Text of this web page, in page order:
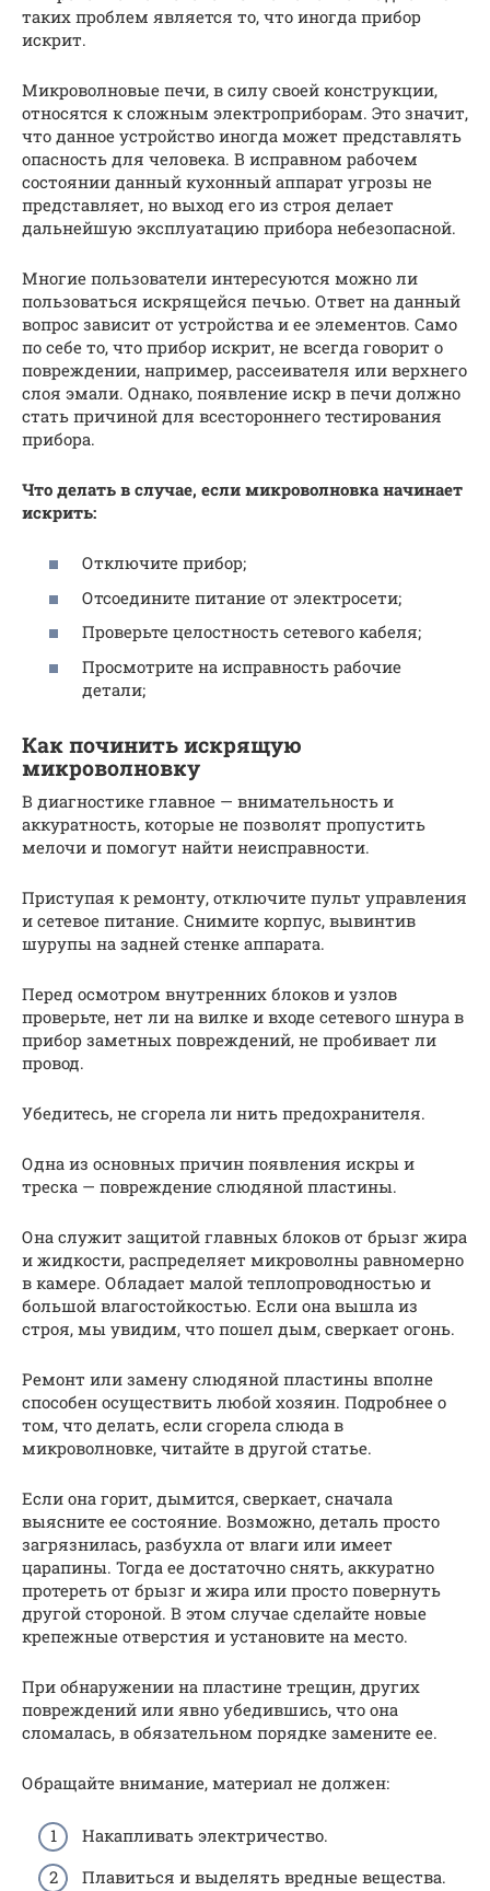
таких проблем является то, что иногда прибор
искрит.
Микроволновые печи, в силу своей конструкции,
относятся к сложным электроприборам. Это значит,
что данное устройство иногда может представлять
опасность для человека. В исправном рабочем
состоянии данный кухонный аппарат угрозы не
представляет, но выход его из строя делает
дальнейшую эксплуатацию прибора небезопасной.
Многие пользователи интересуются можно ли
пользоваться искрящейся печью. Ответ на данный
вопрос зависит от устройства и ее элементов. Само
по себе то, что прибор искрит, не всегда говорит о
повреждении, например, рассеивателя или верхнего
слоя эмали. Однако, появление искр в печи должно
стать причиной для всестороннего тестирования
прибора.
Что делать в случае, если микроволновка начинает
искрить:
Отключите прибор;
Отсоедините питание от электросети;
Проверьте целостность сетевого кабеля;
Просмотрите на исправность рабочие
детали;
Как починить искрящую
микроволновку
В диагностике главное — внимательность и
аккуратность, которые не позволят пропустить
мелочи и помогут найти неисправности.
Приступая к ремонту, отключите пульт управления
и сетевое питание. Снимите корпус, вывинтив
шурупы на задней стенке аппарата.
Перед осмотром внутренних блоков и узлов
проверьте, нет ли на вилке и входе сетевого шнура в
прибор заметных повреждений, не пробивает ли
провод.
Убедитесь, не сгорела ли нить предохранителя.
Одна из основных причин появления искры и
треска — повреждение слюдяной пластины.
Она служит защитой главных блоков от брызг жира
и жидкости, распределяет микроволны равномерно
в камере. Обладает малой теплопроводностью и
большой влагостойкостью. Если она вышла из
строя, мы увидим, что пошел дым, сверкает огонь.
Ремонт или замену слюдяной пластины вполне
способен осуществить любой хозяин. Подробнее о
том, что делать, если сгорела слюда в
микроволновке, читайте в другой статье.
Если она горит, дымится, сверкает, сначала
выясните ее состояние. Возможно, деталь просто
загрязнилась, разбухла от влаги или имеет
царапины. Тогда ее достаточно снять, аккуратно
протереть от брызг и жира или просто повернуть
другой стороной. В этом случае сделайте новые
крепежные отверстия и установите на место.
При обнаружении на пластине трещин, других
повреждений или явно убедившись, что она
сломалась, в обязательном порядке замените ее.
Обращайте внимание, материал не должен:
Накапливать электричество.
Плавиться и выделять вредные вещества.